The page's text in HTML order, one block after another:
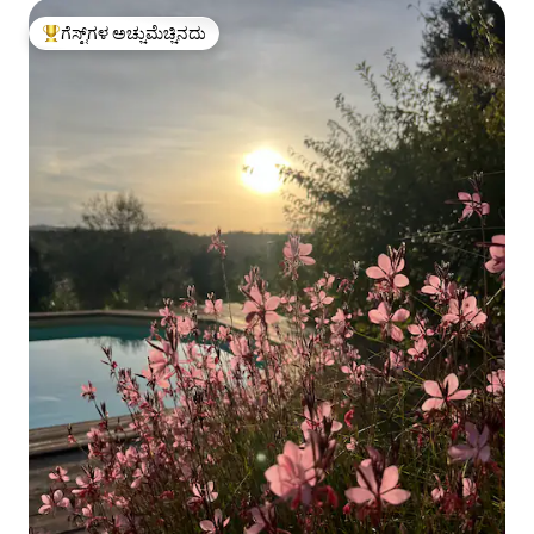
ಗೆಸ್ಟ್‌ಗಳಿಗೆ ಅತಿ ಹೆಚ್ಚು ಅಚ್ಚುಮೆಚ್ಚಿನದು
ಗೆಸ್ಟ್‌ಗಳ ಅಚ್ಚುಮೆಚ್ಚಿನದು